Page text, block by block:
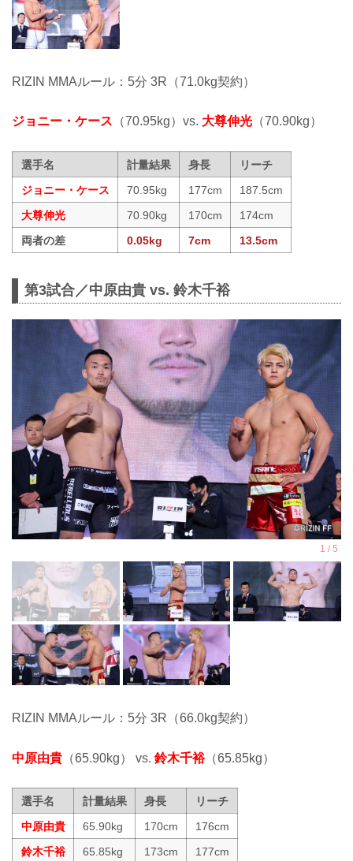
RIZIN MMAルール：5分 3R（71.0kg契約）
ジョニー・ケース （70.95kg）vs. 大尊伸光 （70.90kg）
選手名 計量結果 身長
リーチ
ジョニー・ケース
70.95kg 177cm
187.5cm
大尊伸光
70.90kg 170cm
174cm
両者の差
0.05kg 7cm 13.5cm
第3試合／中原由貴 vs. 鈴木千裕
RIZIN MMAルール：5分 3R（66.0kg契約）
中原由貴 （65.90kg） vs. 鈴木千裕（65.85kg）
選手名 計量結果 身長
リーチ
中原由貴
65.90kg 170cm
176cm
鈴木千裕
65.85kg 173cm
177cm